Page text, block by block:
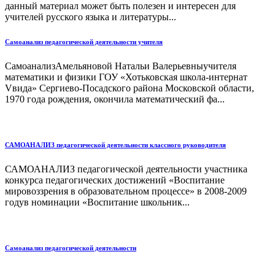
данный материал может быть полезен и интересен для
учителей русского языка и литературы...
Самоанализ педагогической деятельности учителя
СамоанализАмельяновой Натальи Валерьевныучителя
математики и физики ГОУ «Хотьковская школа-интернат
Vвида» Сергиево-Посадского района Московской области,
1970 года рождения, окончила математический фа...
САМОАНАЛИЗ педагогической деятельности классного руководителя
САМОАНАЛИЗ педагогической деятельности участника
конкурса педагогических достижений «Воспитание
мировоззрения в образовательном процессе» в 2008-2009
годув номинации «Воспитание школьник...
Самоанализ педагогической деятельности